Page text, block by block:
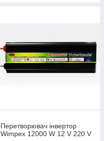
Перетворювач інвертор
Wimpex 12000 W 12 V 220 V